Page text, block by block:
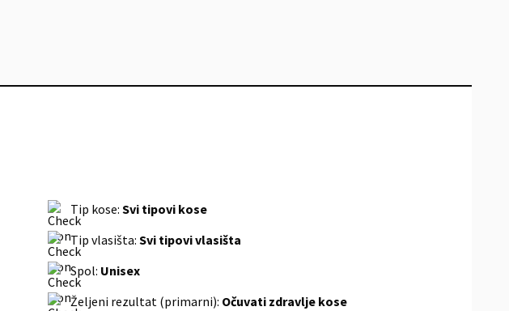
Tip kose: Svi tipovi kose
Tip vlasišta: Svi tipovi vlasišta
Spol: Unisex
Željeni rezultat (primarni): Očuvati zdravlje kose